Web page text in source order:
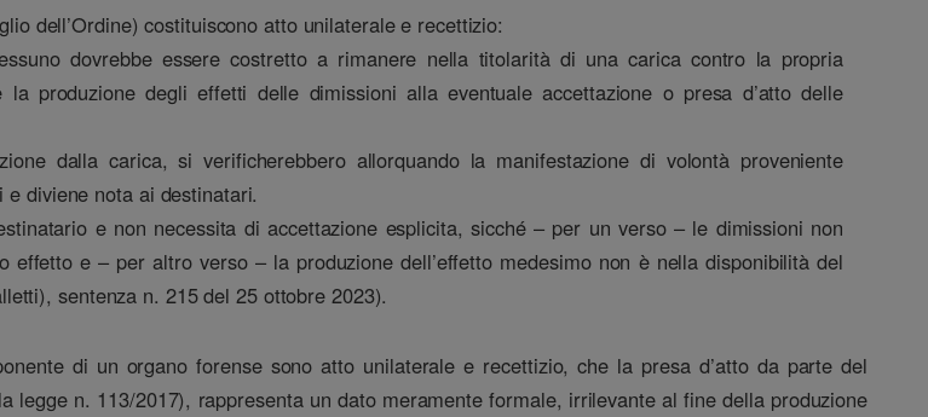
dell’Ordine) costituiscono atto unilaterale e recettizio:
dovrebbe essere costretto a rimanere nella titolarità di una carica contro la propria
la produzione degli effetti delle dimissioni alla eventuale accettazione o presa d’atto delle
dalla carica, si verificherebbero allorquando la manifestazione di volontà proveniente
diviene nota ai destinatari.
e non necessita di accettazione esplicita, sicché – per un verso – le dimissioni non
e – per altro verso – la produzione dell’effetto medesimo non è nella disponibilità del
sentenza n. 215 del 25 ottobre 2023).
di un organo forense sono atto unilaterale e recettizio, che la presa d’atto da parte del
legge n. 113/2017), rappresenta un dato meramente formale, irrilevante al fine della produzione